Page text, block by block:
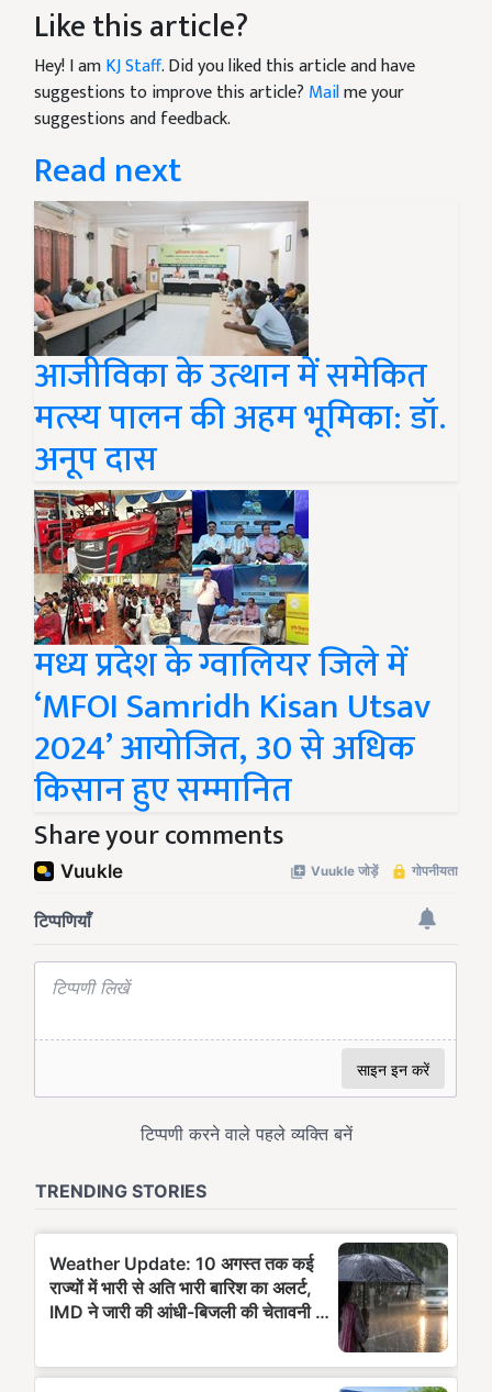
Like this article?
Hey! I amKJ Staff. Did you liked this article and have
suggestions to improve this article? Mailme your
suggestions and feedback.
Read next
आजीविका के उत्थान में समेकित
मत्स्य पालन की अहम भूमिका: डॉ.
अनूप दास
मध्य प्रदेश के ग्वालियर जिले में
‘MFOI Samridh Kisan Utsav
2024’ आयोजित, 30 से अधिक
किसान हुए सम्मानित
Share your comments